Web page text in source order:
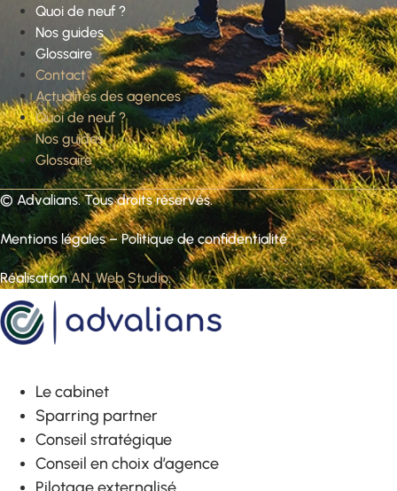
Quoi de neuf ?
Nos guides
Glossaire
Contact
Actualités des agences
Quoi de neuf ?
Nos guides
Glossaire
© Advalians. Tous droits réservés.
Mentions légales–Politique de confidentialité
RéalisationAN. Web Studio.
Le cabinet
Sparring partner
Conseil stratégique
Conseil en choix d’agence